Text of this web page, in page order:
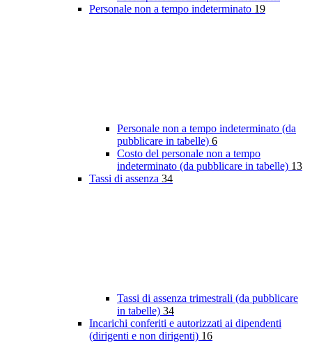
Personale non a tempo indeterminato 19
Personale non a tempo indeterminato (da
pubblicare in tabelle) 6
Costo del personale non a tempo
indeterminato (da pubblicare in tabelle) 13
Tassi di assenza 34
Tassi di assenza trimestrali (da pubblicare
in tabelle) 34
Incarichi conferiti e autorizzati ai dipendenti
(dirigenti e non dirigenti) 16